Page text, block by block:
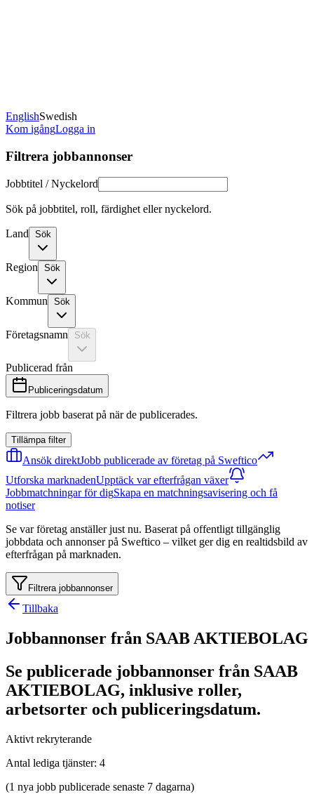
EnglishSwedish
Kom igångLogga in
Filtrera jobbannonser
Jobbtitel / Nyckelord
Sök på jobbtitel, roll, färdighet eller nyckelord.
Land Sök
Region Sök
Kommun Sök
Företagsnamn Sök
Publicerad från
Publiceringsdatum
Filtrera jobb baserat på när de publicerades.
Tillämpa filter
Ansök direktJobb publicerade av företag på Sweftico
Utforska marknadenUpptäck var efterfrågan växer
Jobbmatchningar för digSkapa en matchningsavisering och få
notiser
Se var företag anställer just nu. Baserat på offentligt tillgänglig
jobbdata och annonser på Sweftico – vilket ger dig en realtidsbild av
efterfrågan på marknaden.
Filtrera jobbannonser
Tillbaka
Jobbannonser från SAAB AKTIEBOLAG
Se publicerade jobbannonser från SAAB
AKTIEBOLAG, inklusive roller,
arbetsorter och publiceringsdatum.
Aktivt rekryterande
Antal lediga tjänster: 4
(1 nya jobb publicerade senaste 7 dagarna)